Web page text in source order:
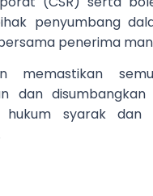
penyumbang
penerima
memastikan
dan
hukum syarak dan